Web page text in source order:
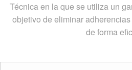
Técnica en la que se utiliza un
objetivo de eliminar
de forma